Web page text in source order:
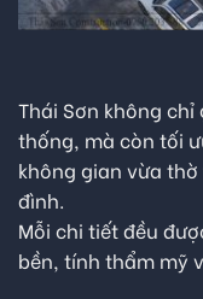
Thái Sơn không
thống, mà còn tối
không gian vừa
đình.
Mỗi chi tiết đều
bền, tính thẩm mỹ